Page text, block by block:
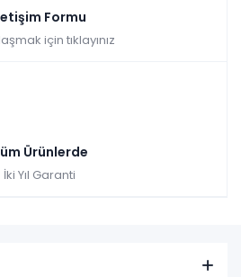
Formu
için tıklayınız
Ürünlerde
İki Yıl Garanti